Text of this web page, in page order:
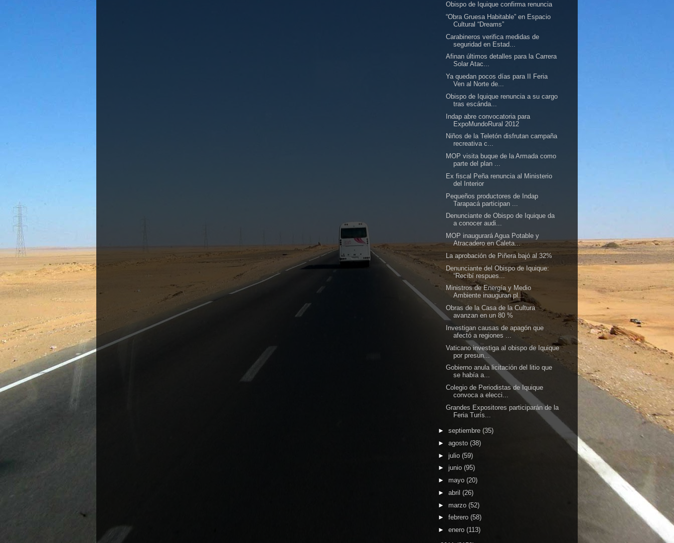
Obispo de Iquique confirma renuncia
“Obra Gruesa Habitable” en Espacio
Cultural “Dreams”
Carabineros verifica medidas de
seguridad en Estad...
Afinan últimos detalles para la Carrera
Solar Atac...
Ya quedan pocos días para II Feria
Ven al Norte de...
Obispo de Iquique renuncia a su cargo
tras escánda...
Indap abre convocatoria para
ExpoMundoRural 2012
Niños de la Teletón disfrutan campaña
recreativa c...
MOP visita buque de la Armada como
parte del plan ...
Ex fiscal Peña renuncia al Ministerio
del Interior
Pequeños productores de Indap
Tarapacá participan ...
Denunciante de Obispo de Iquique da
a conocer audi...
MOP inaugurará Agua Potable y
Atracadero en Caleta...
La aprobación de Piñera bajó al 32%
Denunciante del Obispo de Iquique:
“Recibí respues...
Ministros de Energía y Medio
Ambiente inauguran pl...
Obras de la Casa de la Cultura
avanzan en un 80 %
Investigan causas de apagón que
afectó a regiones ...
Vaticano investiga al obispo de Iquique
por presun...
Gobierno anula licitación del litio que
se había a...
Colegio de Periodistas de Iquique
convoca a elecci...
Grandes Expositores participarán de la
Feria Turís...
► septiembre (35)
► agosto (38)
► julio (59)
► junio (95)
► mayo (20)
► abril (26)
► marzo (52)
► febrero (58)
► enero (113)